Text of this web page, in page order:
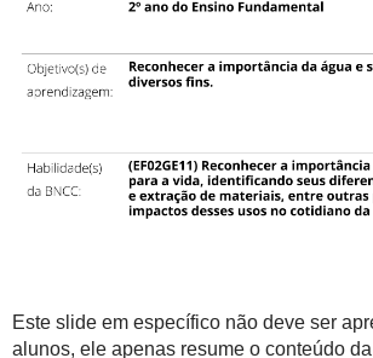
Este slide em específico não deve ser
alunos, ele apenas resume o conteúdo